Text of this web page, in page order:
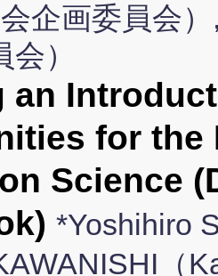
企画委員会
）
an
for
Science
*Yoshihiro
（